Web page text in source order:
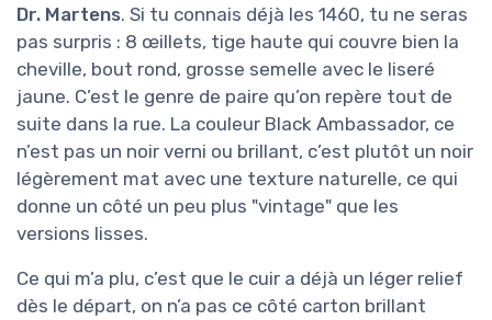
Dr. Martens. Si tu connais déjà les 1460, tu ne seras
pas surpris : 8 œillets, tige haute qui couvre bien la
cheville, bout rond, grosse semelle avec le liseré
jaune. C’est le genre de paire qu’on repère tout de
suite dans la rue. La couleur Black Ambassador, ce
n’est pas un noir verni ou brillant, c’est plutôt un noir
légèrement mat avec une texture naturelle, ce qui
donne un côté un peu plus "vintage" que les
versions lisses.
Ce qui m’a plu, c’est que le cuir a déjà un léger relief
dès le départ, on n’a pas ce côté carton brillant